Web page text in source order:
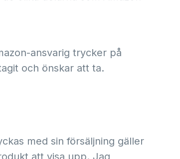
ansvarig trycker på
och önskar att ta.
med sin försäljning gäller
att visa upp. Jag